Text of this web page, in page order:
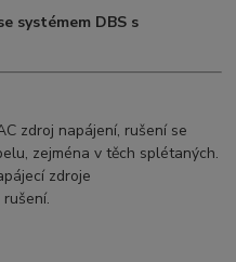
systémem DBS s
zdroj napájení, rušení se
zejména v těch splétaných.
zdroje